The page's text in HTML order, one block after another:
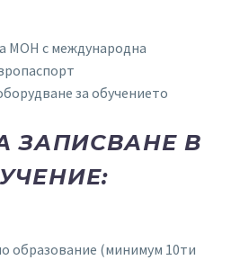
МОН с международна
за обучението
ЗАПИСВАНЕ В
образование (минимум 10ти